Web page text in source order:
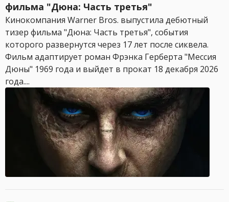
фильма "Дюна: Часть третья"
Кинокомпания Warner Bros. выпустила дебютный
тизер фильма "Дюна: Часть третья", события
которого развернутся через 17 лет после сиквела.
Фильм адаптирует роман Фрэнка Герберта "Мессия
Дюны" 1969 года и выйдет в прокат 18 декабря 2026
года....